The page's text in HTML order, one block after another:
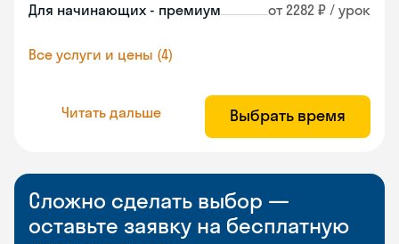
Для начинающих - премиум от 2282 ₽ / урок
Все услуги и цены (4)
Читать дальше Выбрать время
Сложно сделать выбор —
оставьте заявку на бесплатную